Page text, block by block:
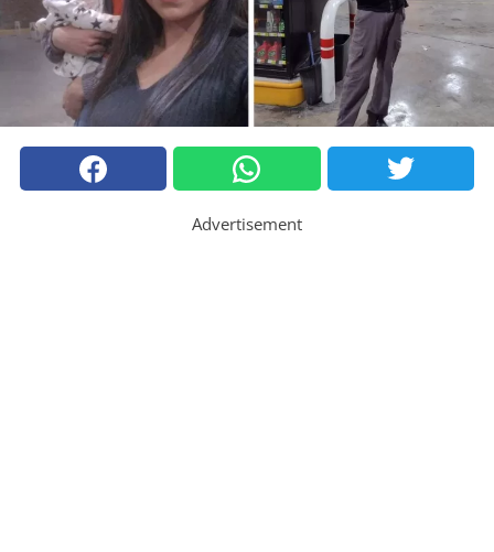
Advertisement